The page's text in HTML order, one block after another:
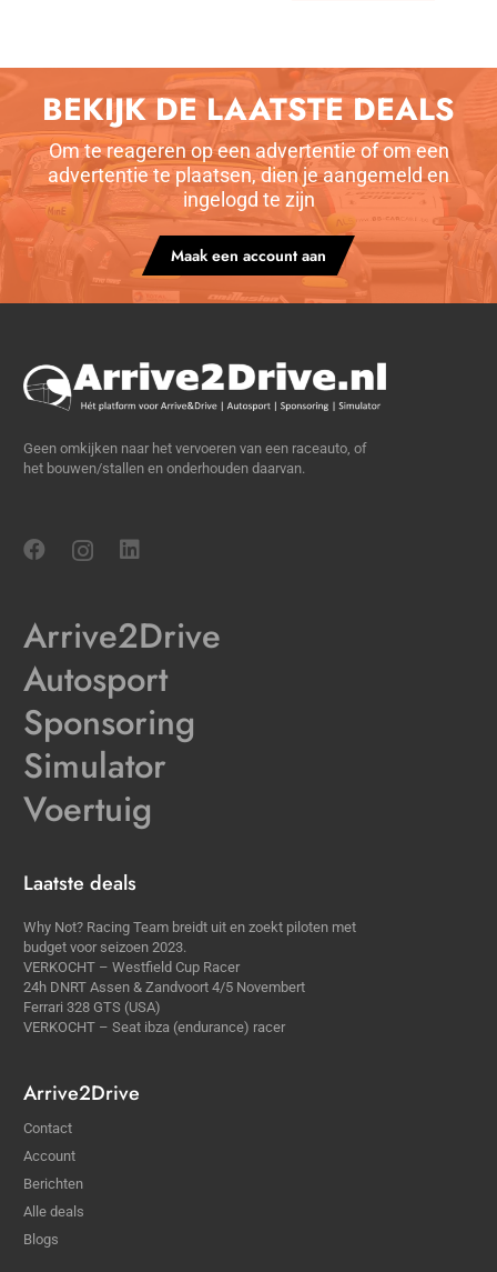
BEKIJK DE LAATSTE DEALS
Om te reageren op een advertentie of om een
advertentie te plaatsen, dien je aangemeld en
ingelogd te zijn
Maak een account aan
Geen omkijken naar het vervoeren van een raceauto, of
het bouwen/stallen en onderhouden daarvan.
Arrive2Drive
Autosport
Sponsoring
Simulator
Voertuig
Laatste deals
Why Not? Racing Team breidt uit en zoekt piloten met
budget voor seizoen 2023.
VERKOCHT – Westfield Cup Racer
24h DNRT Assen & Zandvoort 4/5 Novembert
Ferrari 328 GTS (USA)
VERKOCHT – Seat ibza (endurance) racer
Arrive2Drive
Contact
Account
Berichten
Alle deals
Blogs